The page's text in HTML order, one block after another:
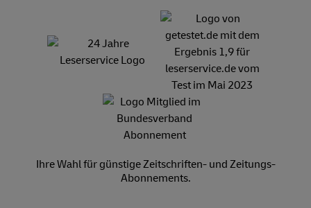
Ihre Wahl für günstige Zeitschriften- und Zeitungs-
Abonnements.